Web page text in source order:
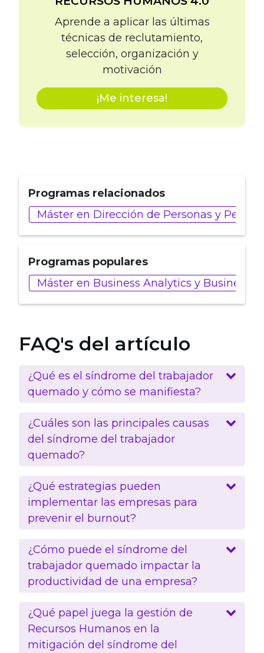
Aprende a aplicar las últimas
técnicas de reclutamiento,
selección, organización y
motivación
¡Me interesa!
Programas relacionados
Máster en Dirección de Personas y
Programas populares
Máster en Business Analytics y Business
FAQ's del artículo
¿Qué es el síndrome del trabajador
quemado y cómo se manifiesta?
¿Cuáles son las principales causas
del síndrome del trabajador
quemado?
¿Qué estrategias pueden
implementar las empresas para
prevenir el burnout?
¿Cómo puede el síndrome del
trabajador quemado impactar la
productividad de una empresa?
¿Qué papel juega la gestión de
Recursos Humanos en la
mitigación del síndrome del